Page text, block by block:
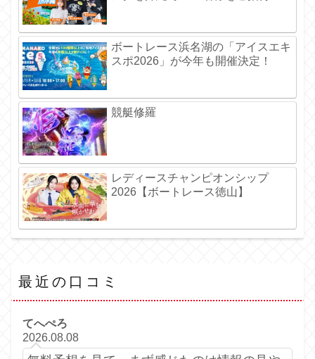
ボートレース浜名湖の「アイスエキ
スポ2026」が今年も開催決定！
競艇修羅
レディースチャンピオンシップ
2026【ボートレース徳山】
最近の口コミ
てへぺろ
2026.08.08